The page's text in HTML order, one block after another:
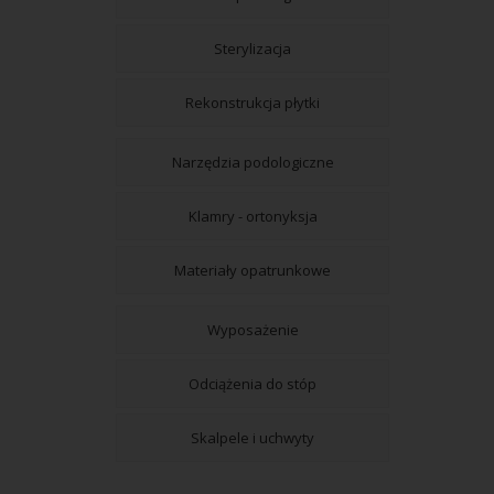
Sterylizacja
Rekonstrukcja płytki
Narzędzia podologiczne
Klamry - ortonyksja
Materiały opatrunkowe
Wyposażenie
Odciążenia do stóp
Skalpele i uchwyty